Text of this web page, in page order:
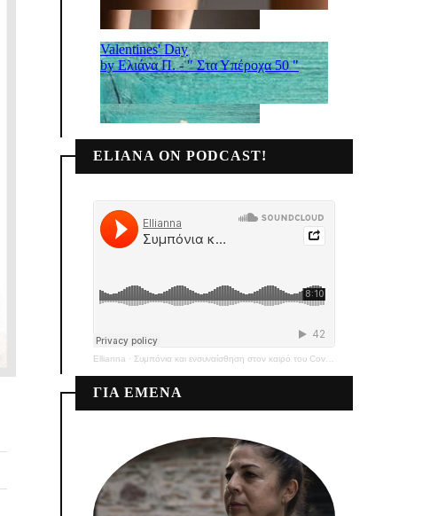
ELIANA ON PODCAST!
Ellianna · Συμπόνια και ενσυναίσθηση στον καιρό του Covid-19
ΓΙΑ ΕΜΕΝΑ